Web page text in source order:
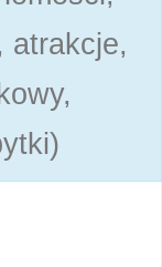
atrakcje,